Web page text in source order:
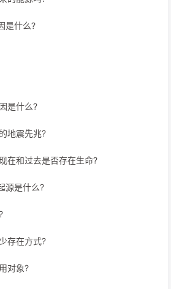
是什么?
是什么?
地震先兆?
在和过去是否存在生命?
源是什么?
存在方式?
对象?